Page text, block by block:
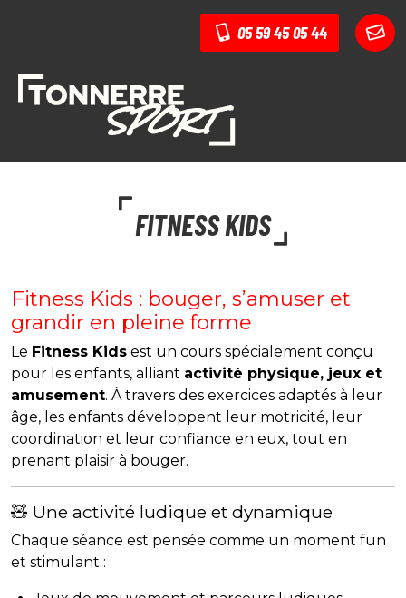
05 59 45 05 44
FITNESS KIDS
Fitness Kids : bouger, s’amuser et
grandir en pleine forme
Le Fitness Kids est un cours spécialement conçu
pour les enfants, alliant activité physique, jeux et
amusement. À travers des exercices adaptés à leur
âge, les enfants développent leur motricité, leur
coordination et leur confiance en eux, tout en
prenant plaisir à bouger.
🧸 Une activité ludique et dynamique
Chaque séance est pensée comme un moment fun
et stimulant :